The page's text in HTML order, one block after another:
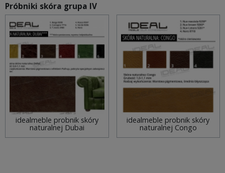
Próbniki skóra grupa IV
idealmeble probnik skóry
naturalnej Dubai
idealmeble probnik skóry
naturalnej Congo